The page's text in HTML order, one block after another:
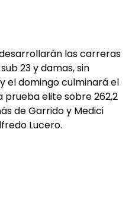
las carreras
23 y damas, sin
el domingo culminará el
prueba elite sobre 262,2
de Garrido y Medici
Lucero.